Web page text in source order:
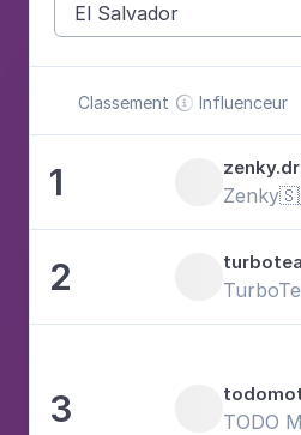
El Salvador
Classement  Influenceur
1
2
3 TODO